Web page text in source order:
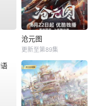
沧元图
更新至第89集